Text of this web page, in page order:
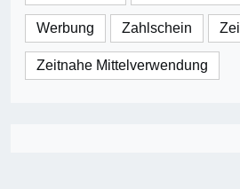
Werbung Zahlschein
Zeitnahe Mittelverwendung